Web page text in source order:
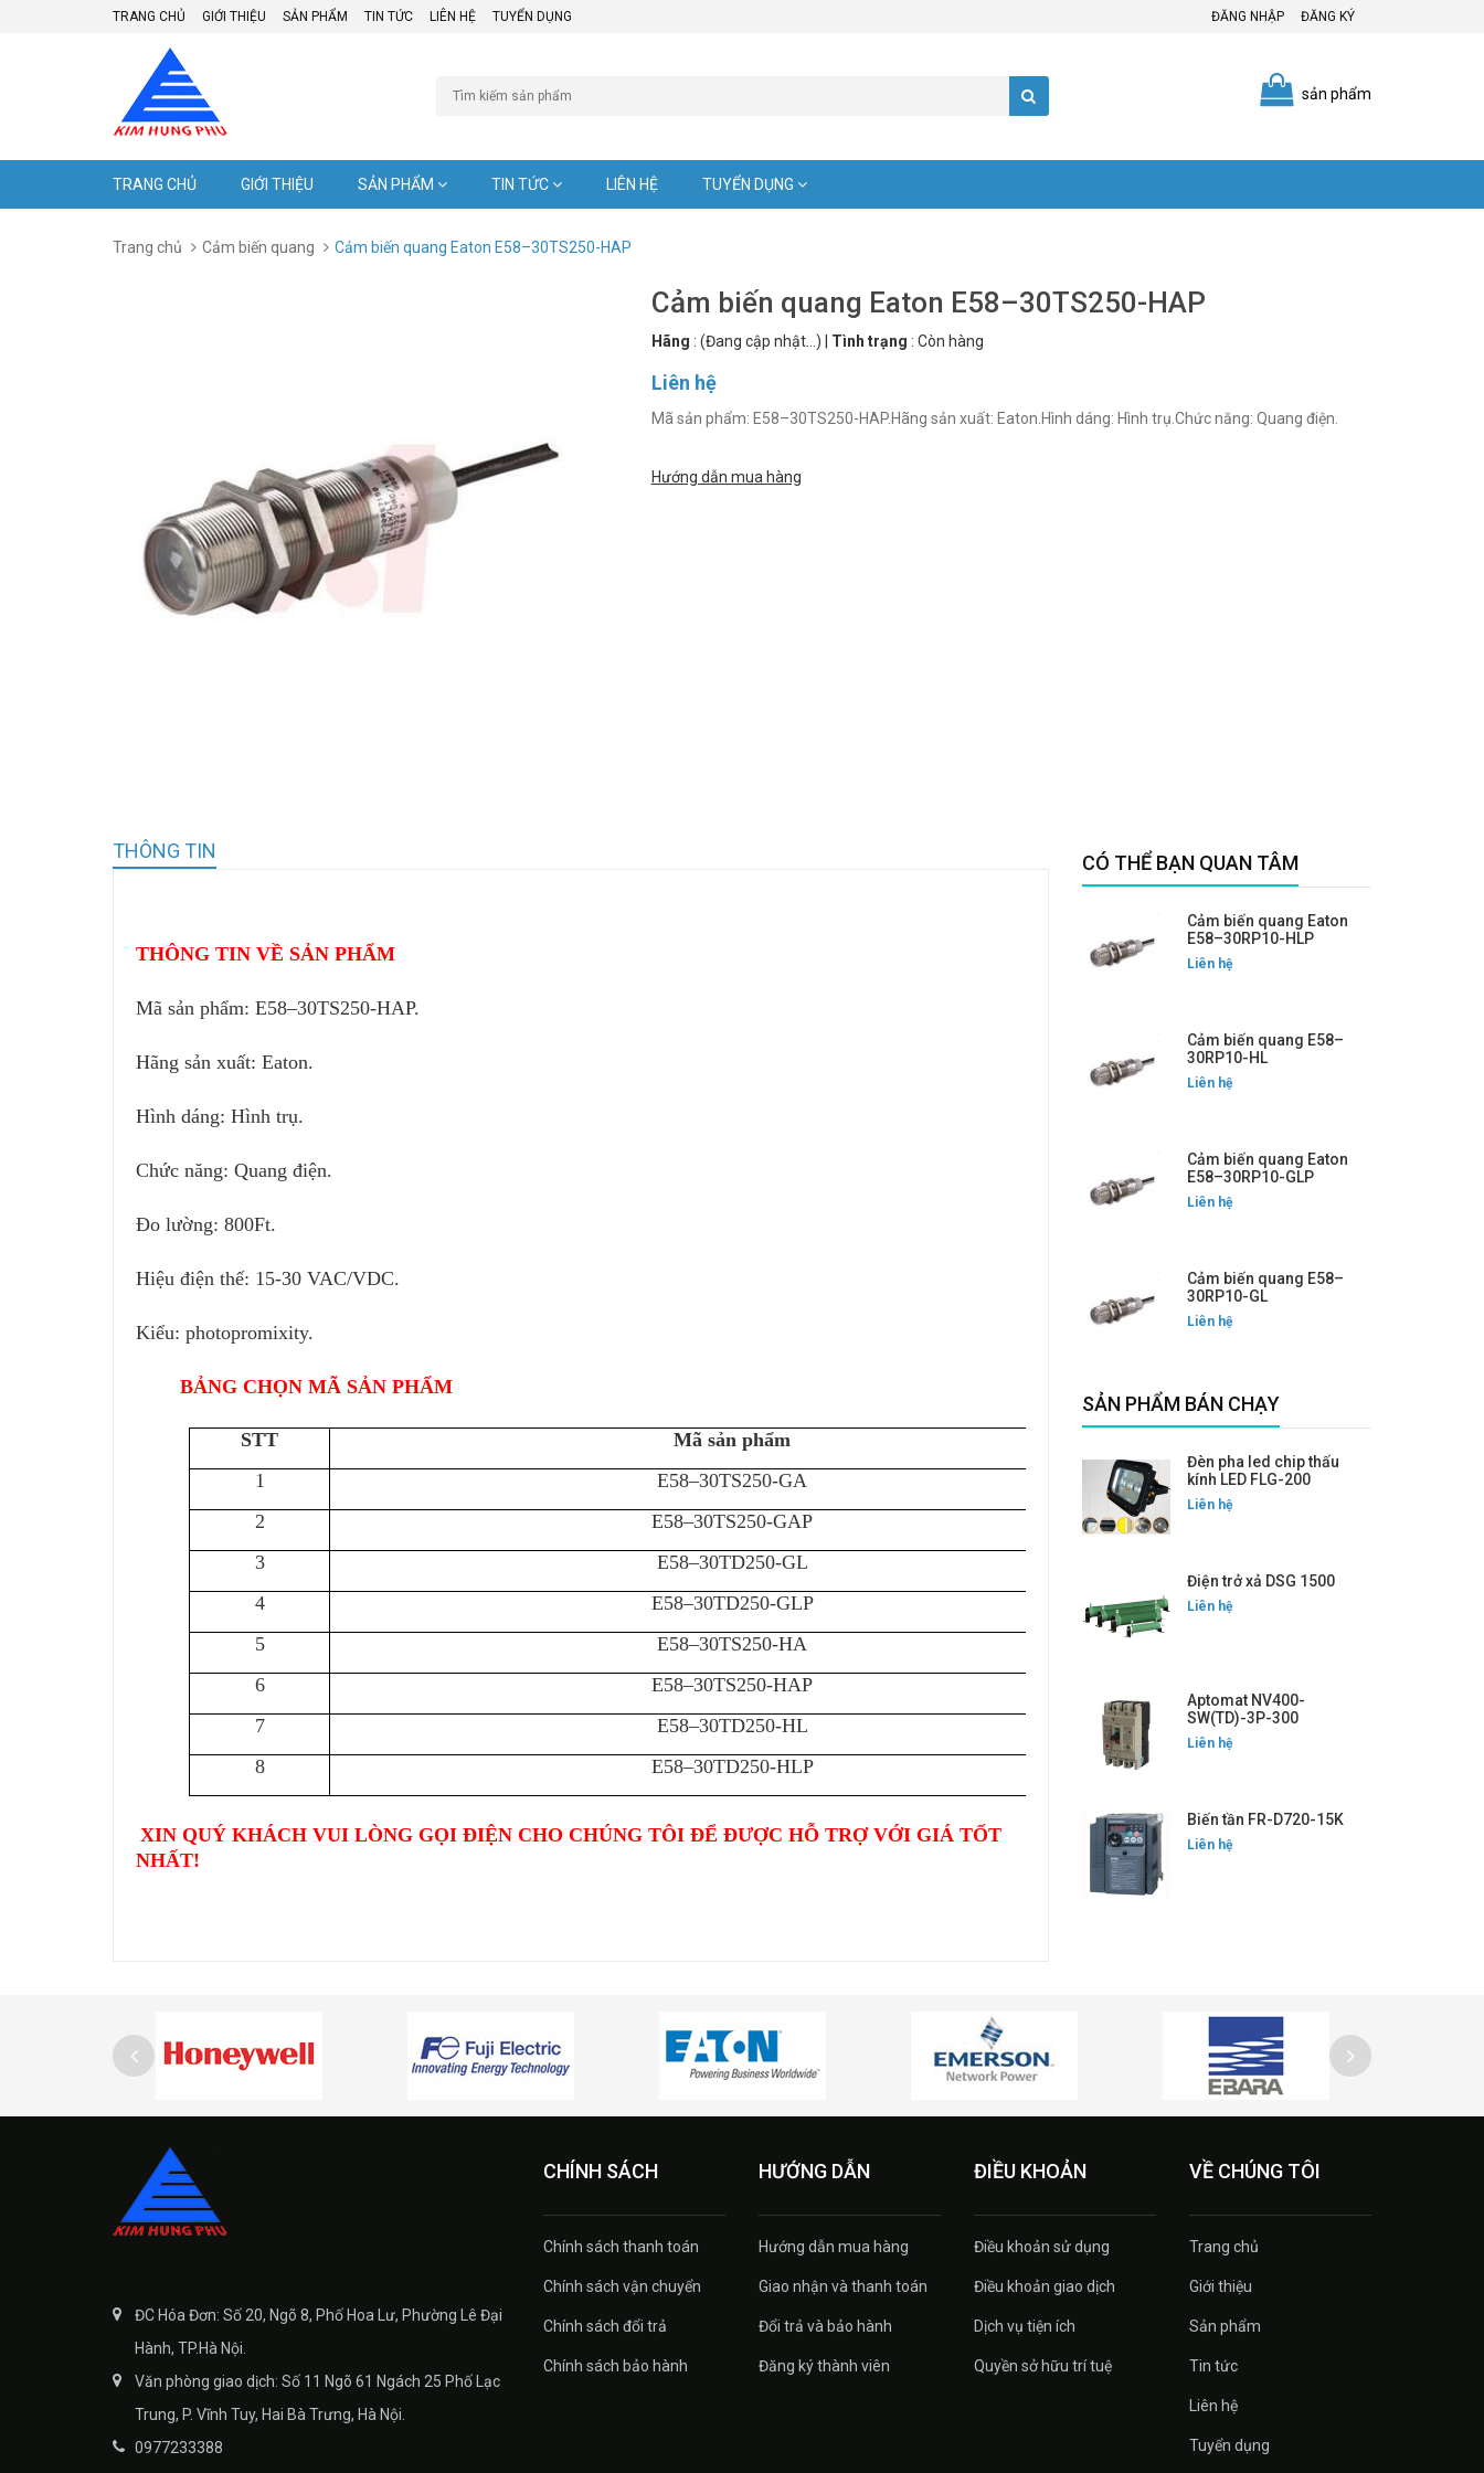
TRANG CHỦ GIỚI THIỆU SẢN PHẨM TIN TỨC LIÊN HỆ TUYỂN DỤNG ĐĂNG NHẬP ĐĂNG KÝ
sản phẩm
TRANG CHỦ GIỚI THIỆU SẢN PHẨM TIN TỨC LIÊN HỆ TUYỂN DỤNG
Trang chủ Cảm biến quang Cảm biến quang Eaton E58–30TS250-HAP
Cảm biến quang Eaton E58–30TS250-HAP
Hãng : (Đang cập nhật...) Tình trạng : Còn hàng
Liên hệ
Mã sản phẩm: E58–30TS250-HAP.Hãng sản xuất: Eaton.Hình dáng: Hình trụ.Chức năng: Quang điện.
Hướng dẫn mua hàng
THÔNG TIN
THÔNG TIN VỀ SẢN PHẨM
Mã sản phẩm: E58–30TS250-HAP.
Hãng sản xuất: Eaton.
Hình dáng: Hình trụ.
Chức năng: Quang điện.
Đo lường: 800Ft.
Hiệu điện thế: 15-30 VAC/VDC.
Kiểu: photopromixity.
BẢNG CHỌN MÃ SẢN PHẨM
STT
Mã sản phẩm
1
E58–30TS250-GA
2
E58–30TS250-GAP
3
E58–30TD250-GL
4
E58–30TD250-GLP
5
E58–30TS250-HA
6
E58–30TS250-HAP
7
E58–30TD250-HL
8
E58–30TD250-HLP
XIN QUÝ KHÁCH VUI LÒNG GỌI ĐIỆN CHO CHÚNG TÔI ĐỂ ĐƯỢC HỖ TRỢ VỚI GIÁ TỐT
NHẤT!
CÓ THỂ BẠN QUAN TÂM
Cảm biến quang Eaton
E58–30RP10-HLP
Liên hệ
Cảm biến quang E58–
30RP10-HL
Liên hệ
Cảm biến quang Eaton
E58–30RP10-GLP
Liên hệ
Cảm biến quang E58–
30RP10-GL
Liên hệ
SẢN PHẨM BÁN CHẠY
Đèn pha led chip thấu
kính LED FLG-200
Liên hệ
Điện trở xả DSG 1500
Liên hệ
Aptomat NV400-
SW(TD)-3P-300
Liên hệ
Biến tần FR-D720-15K
Liên hệ
ĐC Hóa Đơn: Số 20, Ngõ 8, Phố Hoa Lư, Phường Lê Đại
Hành, TP.Hà Nội.
Văn phòng giao dịch: Số 11 Ngõ 61 Ngách 25 Phố Lạc
Trung, P. Vĩnh Tuy, Hai Bà Trưng, Hà Nội.
0977233388
CHÍNH SÁCH
Chính sách thanh toán
Chính sách vận chuyển
Chính sách đổi trả
Chính sách bảo hành
HƯỚNG DẪN
Hướng dẫn mua hàng
Giao nhận và thanh toán
Đổi trả và bảo hành
Đăng ký thành viên
ĐIỀU KHOẢN
Điều khoản sử dụng
Điều khoản giao dịch
Dịch vụ tiện ích
Quyền sở hữu trí tuệ
VỀ CHÚNG TÔI
Trang chủ
Giới thiệu
Sản phẩm
Tin tức
Liên hệ
Tuyển dụng